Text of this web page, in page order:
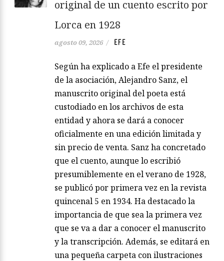
original de un cuento escrito por
Lorca en 1928
agosto 09, 2026 / EFE
Según ha explicado a Efe el presidente
de la asociación, Alejandro Sanz, el
manuscrito original del poeta está
custodiado en los archivos de esta
entidad y ahora se dará a conocer
oficialmente en una edición limitada y
sin precio de venta. Sanz ha concretado
que el cuento, aunque lo escribió
presumiblemente en el verano de 1928,
se publicó por primera vez en la revista
quincenal 5 en 1934. Ha destacado la
importancia de que sea la primera vez
que se va a dar a conocer el manuscrito
y la transcripción. Además, se editará en
una pequeña carpeta con ilustraciones